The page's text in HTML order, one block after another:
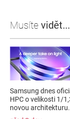
Musíte vidět...
Samsung dnes
HPC o velikosti 1/
novou